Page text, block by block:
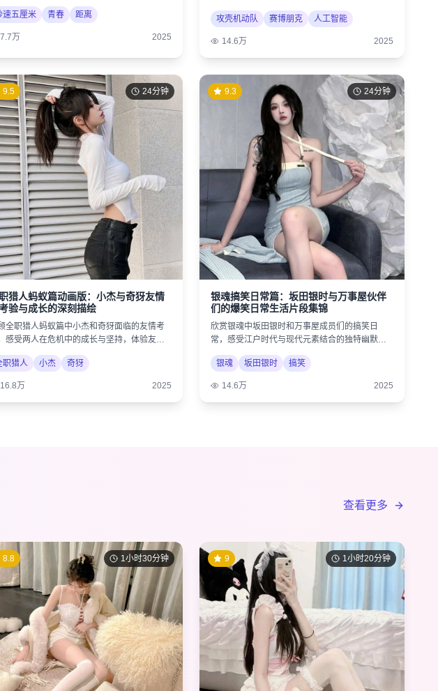
与遗憾。
速五厘米
青春 距离
7.7万 2025
涵。
攻壳机动队
赛博朋克 人工智能
14.6万 2025
24分钟
9.5
猎人蚂蚁篇动画版：小杰与奇犽友情
验与成长的深刻描绘
全职猎人蚂蚁篇中小杰和奇犽面临的友情考
感受两人在危机中的成长与坚持，体验友情
贵。
职猎人
小杰 奇犽
16.8万 2025
24分钟
9.3
银魂搞笑日常篇：坂田银时与万事屋伙伴
们的爆笑日常生活片段集锦
欣赏银魂中坂田银时和万事屋成员们的搞笑日
常，感受江户时代与现代元素结合的独特幽默风
格。
银魂
坂田银时 搞笑
14.6万 2025
查看更多
1小时30分钟
8.8 1小时20分钟
9